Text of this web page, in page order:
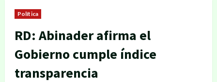
Política
RD: Abinader afirma el
Gobierno cumple índice
transparencia